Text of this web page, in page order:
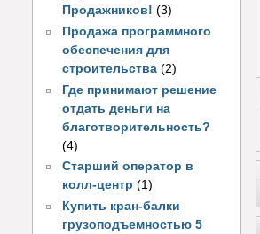
Продажников! (3)
Продажа программного
обеспечения для
строительства (2)
Где принимают решение
отдать деньги на
благотворительность?
(4)
Старший оператор в
колл-центр (1)
Купить кран-балки
грузоподъемностью 5